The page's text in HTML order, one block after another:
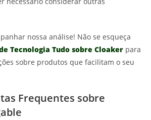
nossa análise! Não se esqueça
Tecnologia Tudo sobre Cloaker para
sobre produtos que facilitam o seu
Frequentes sobre